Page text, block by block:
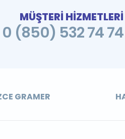
MÜŞTERİ HİZMETLERİ
0 (850) 532 74 74
GRAMER